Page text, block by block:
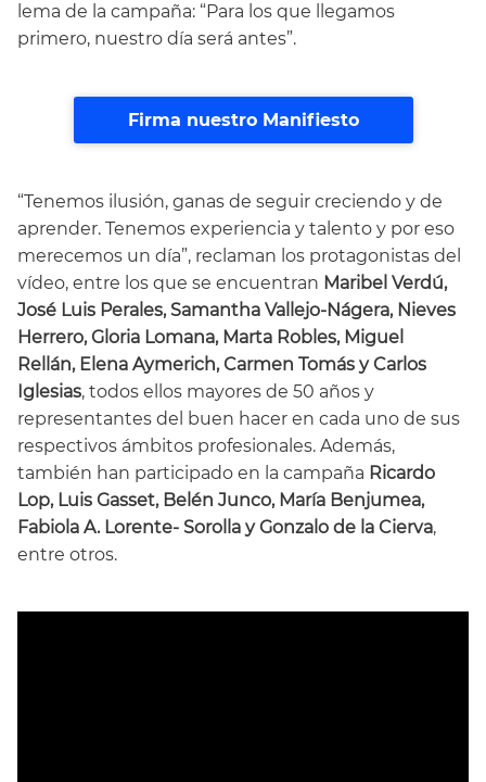
lema de la campaña: “Para los que llegamos
primero, nuestro día será antes”.
Firma nuestro Manifiesto
“Tenemos ilusión, ganas de seguir creciendo y de
aprender. Tenemos experiencia y talento y por eso
merecemos un día”, reclaman los protagonistas del
vídeo, entre los que se encuentran Maribel Verdú,
José Luis Perales, Samantha Vallejo-Nágera, Nieves
Herrero, Gloria Lomana, Marta Robles, Miguel
Rellán, Elena Aymerich, Carmen Tomás y Carlos
Iglesias, todos ellos mayores de 50 años y
representantes del buen hacer en cada uno de sus
respectivos ámbitos profesionales. Además,
también han participado en la campaña Ricardo
Lop, Luis Gasset, Belén Junco, María Benjumea,
Fabiola A. Lorente- Sorolla y Gonzalo de la Cierva,
entre otros.